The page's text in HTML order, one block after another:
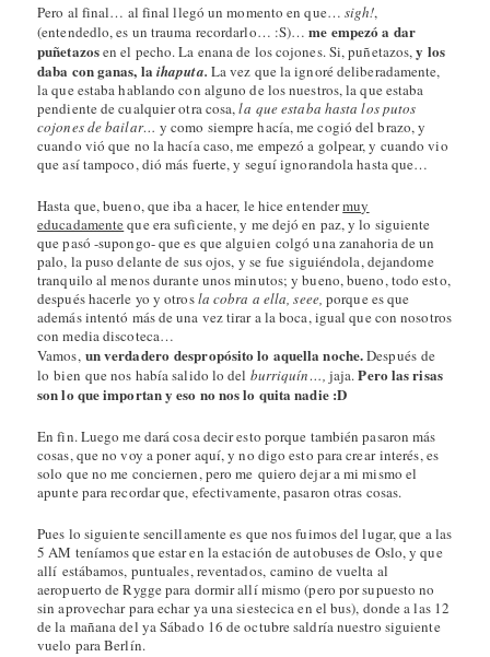
Pero al final… al final llegó un momento en que… sigh!,
(entendedlo, es un trauma recordarlo… :S)…me empezó a dar
puñetazosen el pecho. La enana de los cojones. Si, puñetazos,y los
daba con ganas, la ihaputa. La vez que la ignoré deliberadamente,
la que estaba hablando con alguno de los nuestros, la que estaba
pendiente de cualquier otra cosa,la que estaba hasta los putos
cojones de bailar… y como siempre hacía, me cogió del brazo, y
cuando vió que no la hacía caso, me empezó a golpear, y cuando vio
que así tampoco, dió más fuerte, y seguí ignorandola hasta que…
Hasta que, bueno, que iba a hacer, le hice entendermuy
educadamenteque era suficiente, y me dejó en paz, y lo siguiente
que pasó -supongo- que es que alguien colgó una zanahoria de un
palo, la puso delante de sus ojos, y se fue siguiéndola, dejandome
tranquilo al menos durante unos minutos; y bueno, bueno, todo esto,
después hacerle yo y otrosla cobra a ella, seee, porque es que
además intentó más de una vez tirar a la boca, igual que con nosotros
con media discoteca…
Vamos, un verdadero despropósito lo aquella noche.Después de
lo bien que nos había salido lo del burriquín…, jaja.Pero las risas
son lo que importan y eso no nos lo quita nadie :D
En fin. Luego me dará cosa decir esto porque también pasaron más
cosas, que no voy a poner aquí, y no digo esto para crear interés, es
solo que no me conciernen, pero me quiero dejar a mi mismo el
apunte para recordar que, efectivamente, pasaron otras cosas.
Pues lo siguiente sencillamente es que nos fuimos del lugar, que a las
5 AM teníamos que estar en la estación de autobuses de Oslo, y que
allí estábamos, puntuales, reventados, camino de vuelta al
aeropuerto de Rygge para dormir allí mismo (pero por supuesto no
sin aprovechar para echar ya una siestecica en el bus), donde a las 12
de la mañana del ya Sábado 16 de octubre saldría nuestro siguiente
vuelo para Berlín.